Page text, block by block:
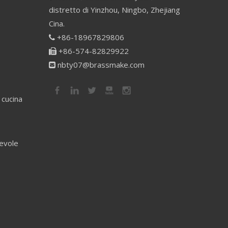
distretto di Yinzhou, Ningbo, Zhejiang
Cina.
 +86-18967829806
 +86-574-82829922
 nbty07@brassmake.com